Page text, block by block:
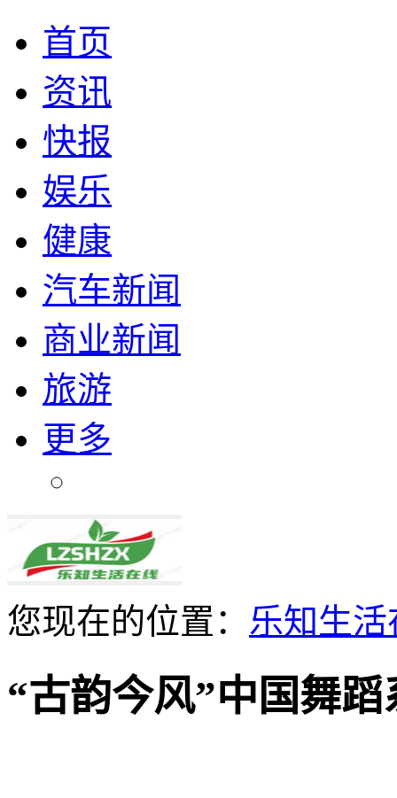
首页
资讯
快报
娱乐
健康
汽车新闻
商业新闻
旅游
更多
您现在的位置： 乐知生活
“古韵今风”中国舞